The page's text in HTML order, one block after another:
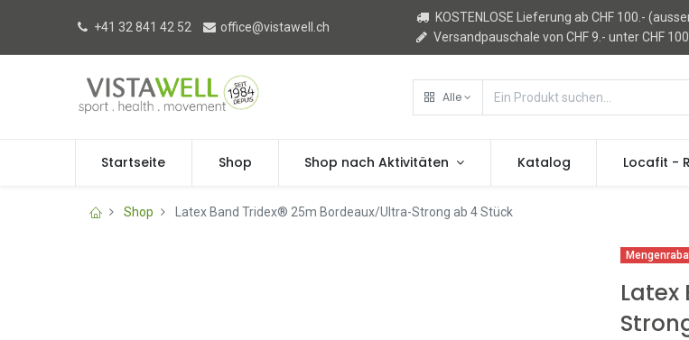
+41 32 841 42 52 office@vistawell.ch
KOSTENLOSE Lieferung ab CHF 100.-
Versandpauschale von CHF 9.- unter CHF
Alle
Startseite Shop Shop nach Aktivitäten Katalog Locafit -
Shop Latex Band Tridex® 25m Bordeaux/Ultra-Strong ab 4 Stück